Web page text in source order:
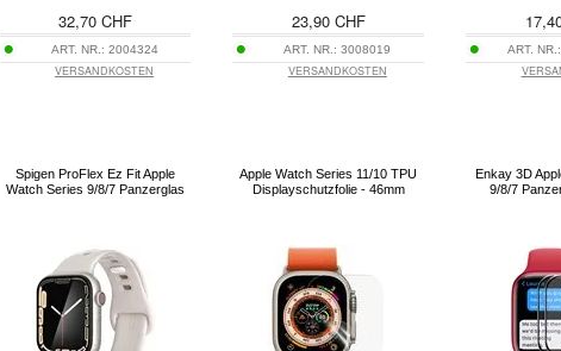
32,70 CHF
ART. NR.: 2004324
VERSANDKOSTEN
23,90 CHF
ART. NR.:3008019
VERSANDKOSTEN
ART. NR.:
Spigen ProFlex Ez Fit Apple
Watch Series 9/8/7 Panzerglas
Apple Watch Series 11/10 TPU
Displayschutzfolie - 46mm
Enkay 3D
9/8/7